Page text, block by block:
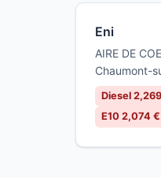
Eni
AIRE DE
Chaumont-
Diesel
E10 2,074 €